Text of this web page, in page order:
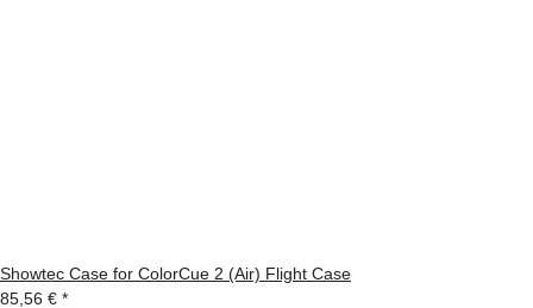
Showtec Case for ColorCue 2 (Air) Flight Case
85,56 € *